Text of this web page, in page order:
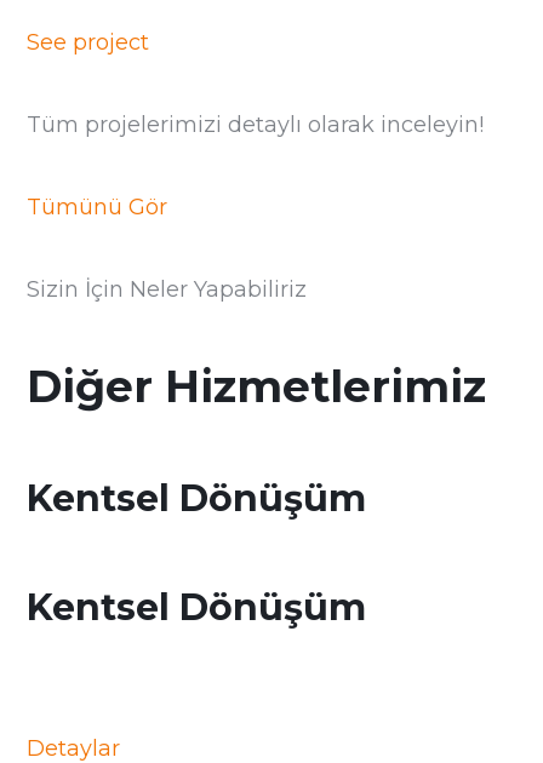
See project
Tüm projelerimizi detaylı olarak inceleyin!
Tümünü Gör
Sizin İçin Neler Yapabiliriz
Diğer Hizmetlerimiz
Kentsel Dönüşüm
Kentsel Dönüşüm
Detaylar